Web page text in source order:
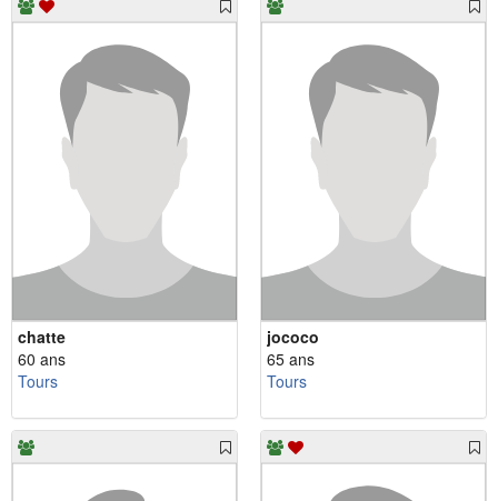
chatte
60 ans
Tours
jococo
65 ans
Tours